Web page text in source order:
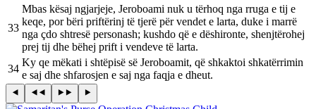
33
Mbas kësaj ngjarjeje, Jeroboami nuk u tërhoq nga rruga e tij e
keqe, por bëri priftërinj të tjerë për vendet e larta, duke i marrë
nga çdo shtresë personash; kushdo që e dëshironte, shenjtërohej
prej tij dhe bëhej prift i vendeve të larta.
34
Ky qe mëkati i shtëpisë së Jeroboamit, që shkaktoi shkatërrimin
e saj dhe shfarosjen e saj nga faqja e dheut.